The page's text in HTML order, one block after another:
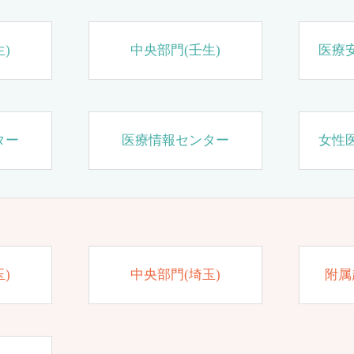
) 中央部門(壬生) 医療
ー 医療情報センター 女性
) 中央部門(埼玉) 附